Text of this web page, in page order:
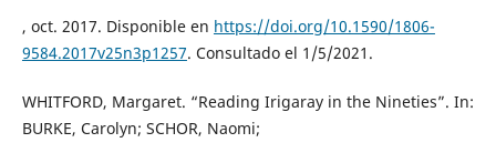
, oct. 2017. Disponible en https://doi.org/10.1590/1806-
9584.2017v25n3p1257. Consultado el 1/5/2021.
WHITFORD, Margaret. “Reading Irigaray in the Nineties”. In:
BURKE, Carolyn; SCHOR, Naomi;